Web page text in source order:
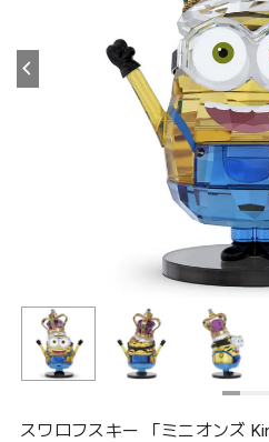
スワロフスキー 「ミニオンズ